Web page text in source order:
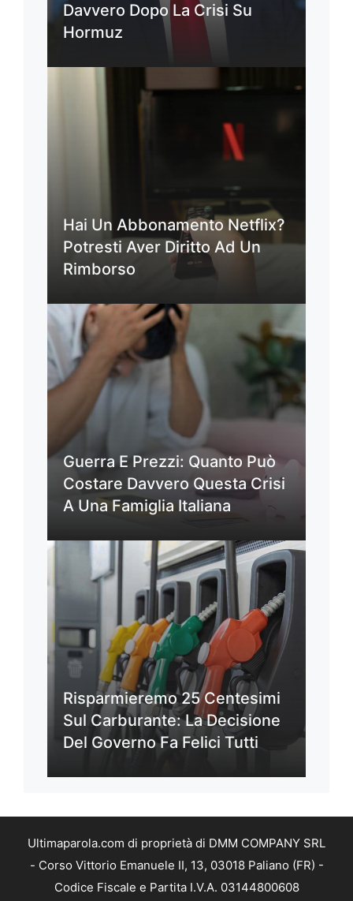
Davvero Dopo La Crisi Su
Hormuz
Hai Un Abbonamento Netflix?
Potresti Aver Diritto Ad Un
Rimborso
Guerra E Prezzi: Quanto Può
Costare Davvero Questa Crisi
A Una Famiglia Italiana
Risparmieremo 25 Centesimi
Sul Carburante: La Decisione
Del Governo Fa Felici Tutti
Ultimaparola.com di proprietà di DMM COMPANY SRL
- Corso Vittorio Emanuele II, 13, 03018 Paliano (FR) -
Codice Fiscale e Partita I.V.A. 03144800608